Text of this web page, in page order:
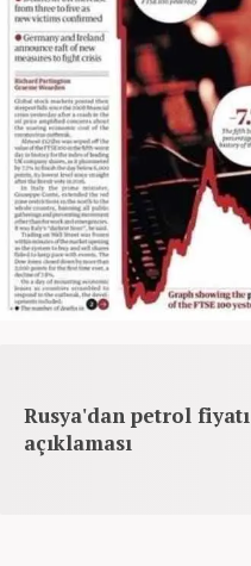
Rusya'dan petrol fiyatı
açıklaması